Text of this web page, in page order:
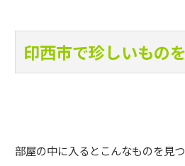
印西市で珍しいもの
部屋の中に入るとこんなものを見